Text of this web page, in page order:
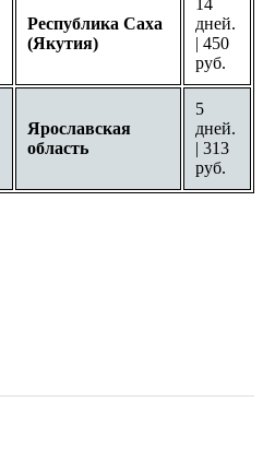
Республика Саха
(Якутия)
дней.
| 450
руб.
Ярославская
область
5
дней.
| 313
руб.